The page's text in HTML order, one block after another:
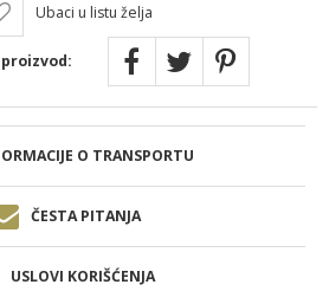
Ubaci u listu želja
O TRANSPORTU
ČESTA PITANJA
USLOVI KORIŠĆENJA